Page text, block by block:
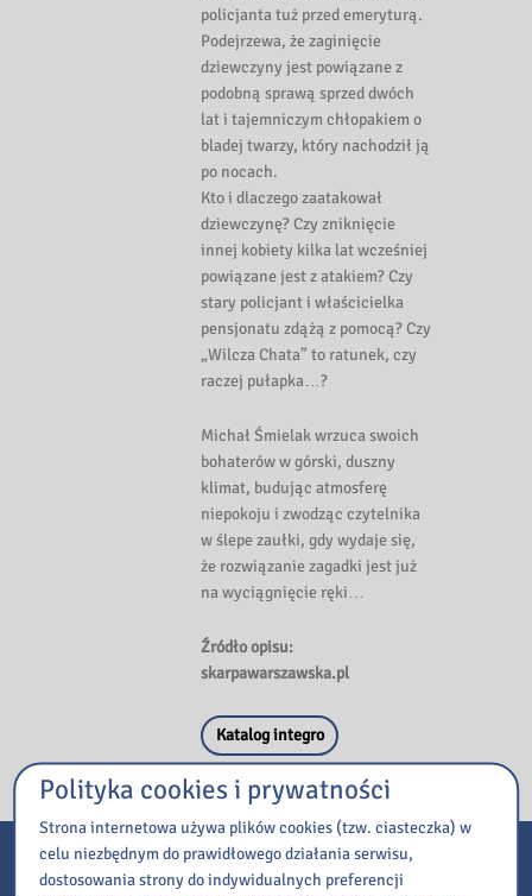
policjanta tuż przed emeryturą.
Podejrzewa, że zaginięcie
dziewczyny jest powiązane z
podobną sprawą sprzed dwóch
lat i tajemniczym chłopakiem o
bladej twarzy, który nachodził ją
po nocach.
Kto i dlaczego zaatakował
dziewczynę? Czy zniknięcie
innej kobiety kilka lat wcześniej
powiązane jest z atakiem? Czy
stary policjant i właścicielka
pensjonatu zdążą z pomocą? Czy
„Wilcza Chata” to ratunek, czy
raczej pułapka…?
Michał Śmielak wrzuca swoich
bohaterów w górski, duszny
klimat, budując atmosferę
niepokoju i zwodząc czytelnika
w ślepe zaułki, gdy wydaje się,
że rozwiązanie zagadki jest już
na wyciągnięcie ręki…
Źródło opisu:
skarpawarszawska.pl
Katalog integro
E-usługi
Polityka cookies i prywatności
Strona internetowa używa plików cookies (tzw. ciasteczka) w
celu niezbędnym do prawidłowego działania serwisu,
dostosowania strony do indywidualnych preferencji